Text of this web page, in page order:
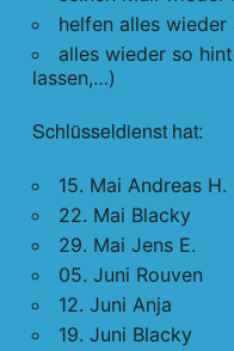
helfen alles
alles wieder so
lassen,…)
Schlüsseldienst hat:
15. Mai Andreas H.
22. Mai Blacky
29. Mai Jens E.
05. Juni Rouven
12. Juni Anja
19. Juni Blacky